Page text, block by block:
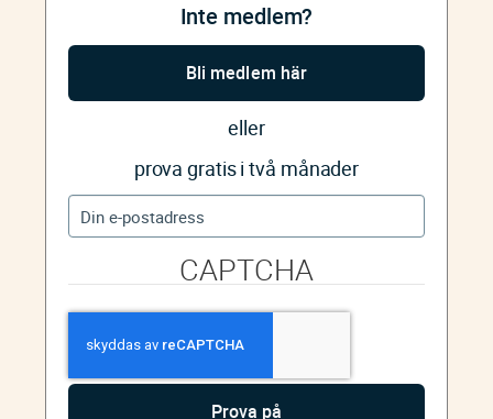
Inte medlem?
Bli medlem här
eller
prova gratis i två månader
CAPTCHA